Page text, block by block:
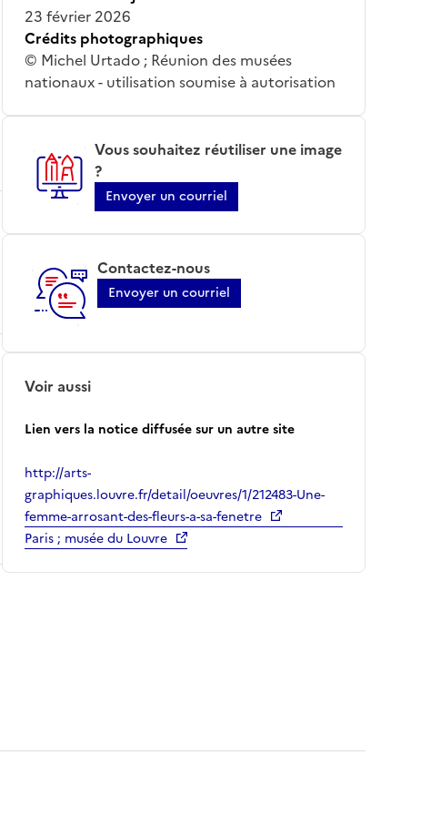
23 février 2026
Crédits photographiques
© Michel Urtado ; Réunion des musées
nationaux - utilisation soumise à autorisation
Vous souhaitez réutiliser une image
?
Envoyer un courriel
Contactez-nous
Envoyer un courriel
Voir aussi
Lien vers la notice diffusée sur un autre site
http://arts-
graphiques.louvre.fr/detail/oeuvres/1/212483-Une-
femme-arrosant-des-fleurs-a-sa-fenetre
Paris ; musée du Louvre